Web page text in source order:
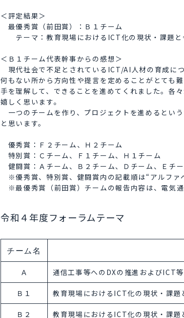
＜評定結果＞
最優秀賞（前田賞）：Ｂ１チーム
テーマ：教育現場におけるICT化の現状・課題と
＜Ｂ１チーム代表幹事からの感想＞
現代社会で不足とされているICT/AI人材の育成に
何もない所から方向性や提言を定めることがとても
手を理解して、できることを進めてくれました。各
嬉しく思います。
一つのチームを作り、プロジェクトを進めるとい
と思います。
優秀賞：Ｆ２チーム、Ｈ２チーム
特別賞：Ｃチーム、Ｆ１チーム、Ｈ１チーム
健闘賞：Ａチーム、Ｂ２チーム、Ｄチーム、Ｅチ
※優秀賞、特別賞、健闘賞内の記載順は“アルファ
※最優秀賞（前田賞）チームの報告内容は、電気
令和４年度フォーラムテーマ
チーム名
Ａ 通信工事等へのDXの推進およびICT
Ｂ１ 教育現場におけるICT化の現状・課
Ｂ２ 教育現場におけるICT化の現状・課